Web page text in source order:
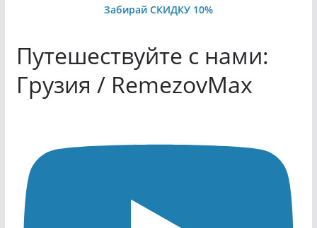
Забирай СКИДКУ 10%
Путешествуйте с нами:
Грузия / RemezovMax